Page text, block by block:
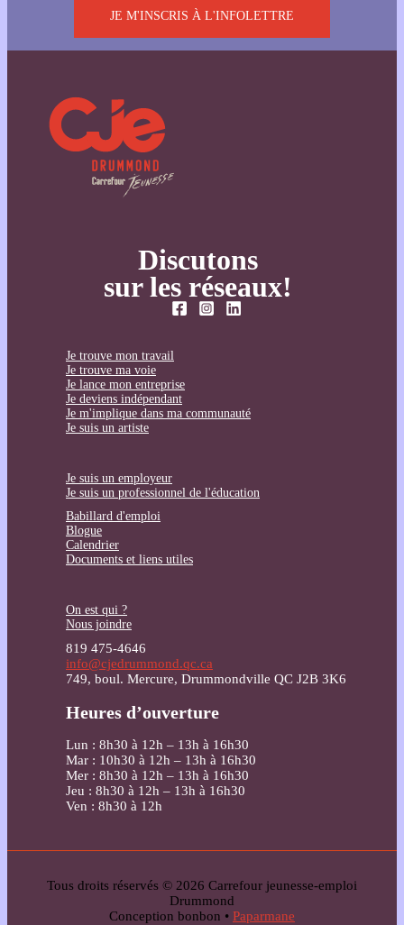
JE M'INSCRIS À L'INFOLETTRE
Discutons
sur les réseaux!
Je trouve mon travail
Je trouve ma voie
Je lance mon entreprise
Je deviens indépendant
Je m'implique dans ma communauté
Je suis un artiste
Je suis un employeur
Je suis un professionnel de l'éducation
Babillard d'emploi
Blogue
Calendrier
Documents et liens utiles
On est qui ?
Nous joindre
819 475-4646
info@cjedrummond.qc.ca
749, boul. Mercure, Drummondville QC J2B 3K6
Heures d’ouverture
Lun : 8h30 à 12h – 13h à 16h30
Mar : 10h30 à 12h – 13h à 16h30
Mer : 8h30 à 12h – 13h à 16h30
Jeu : 8h30 à 12h – 13h à 16h30
Ven : 8h30 à 12h
Tous droits réservés © 2026 Carrefour jeunesse-emploi
Drummond
Conception bonbon • Paparmane